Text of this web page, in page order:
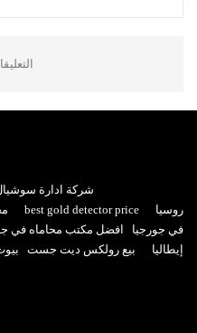
شركة ادارة
روسيا
best gold detector price
في جورجيا
افضل مكتب محاماه في
إيطاليا
بيع رولكس ديت جست